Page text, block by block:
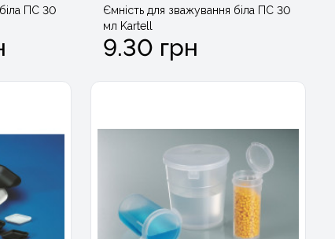
ПС 30
Ємність для зважування біла ПС 30
мл Kartell
9.30 грн